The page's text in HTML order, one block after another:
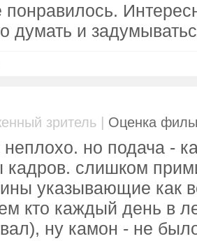
понравилось.
думать и
зритель | Оценка
неплохо. но подача -
кадров. слишком
указывающие как
кто каждый день в
ну камон - не